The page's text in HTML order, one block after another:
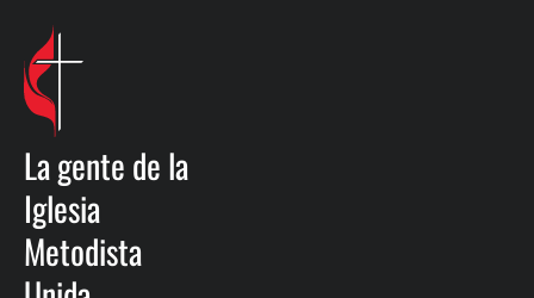
La gente de la
Iglesia
Metodista